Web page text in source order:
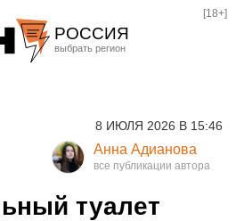
РОССИЯ
Курган
Оренбург
[18+]
8 ИЮЛЯ 2026 В 15:46
Анна Адианова
туалет